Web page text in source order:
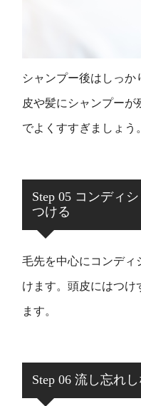
シャンプー後はしっ
皮や髪にシャンプー
でよくすすぎましょう。
Step 05 コンディ
つける
毛先を中心にコンディ
けます。頭皮にはつけ
ます。
Step 06 流し忘れ